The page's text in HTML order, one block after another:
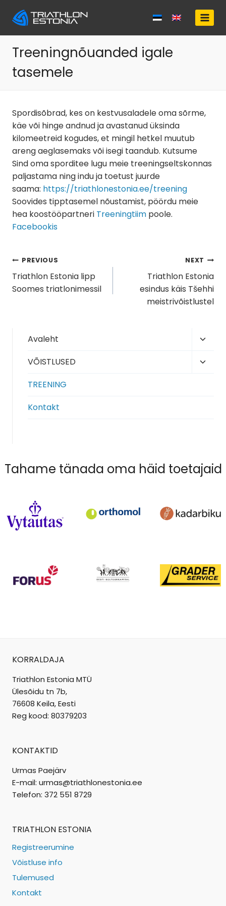
Treeningnõuanded igale
tasemele
Spordisõbrad, kes on kestvusaladele oma sõrme,
käe või hinge andnud ja avastanud üksinda
kilomeetreid kogudes, et mingil hetkel muutub
areng aeglasemaks või isegi taandub. Kutsume
Sind oma sporditee lugu meie treeningseltskonnas
paljastama ning indu ja toetust juurde
saama: https://triathlonestonia.ee/treening
Soovides tipptasemel nõustamist, pöördu meie
hea koostööpartneri Treeningtiim poole.
Facebookis
Navigeerimine
PREVIOUS
Triathlon Estonia lipp
Soomes triatlonimessil
NEXT
Triathlon Estonia
esindus käis Tšehhi
meistrivõistlustel
Avaleht
menu
VÕISTLUSED
TREENING
Kontakt
Tahame tänada oma häid toetajaid
KORRALDAJA
Triathlon Estonia MTÜ
Ülesõidu tn 7b,
76608 Keila, Eesti
Reg kood: 80379203
KONTAKTID
Urmas Paejärv
E-mail: urmas@triathlonestonia.ee
Telefon: 372 551 8729
TRIATHLON ESTONIA
Registreerumine
Võistluse info
Tulemused
Kontakt